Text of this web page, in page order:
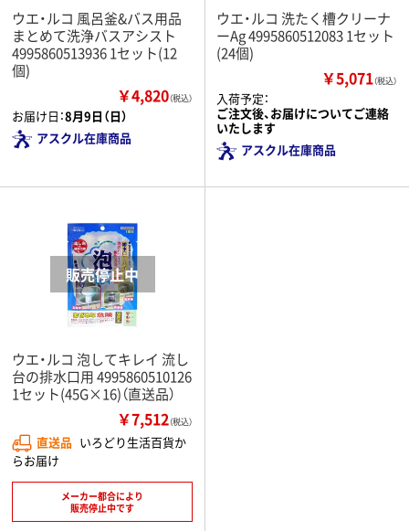
ウエ・ルコ 風呂釜&バス用品
まとめて洗浄バスアシスト
4995860513936 1セット(12
個)
￥4,820（税込）
お届け日：8月9日（日）
アスクル在庫商品
ウエ・ルコ 洗たく槽クリーナ
ーAg 4995860512083 1セット
(24個)
￥5,071（税込）
入荷予定：
ご注文後、お届けについてご連絡
いたします
アスクル在庫商品
ウエ・ルコ 泡してキレイ 流し
台の排水口用 4995860510126
1セット(45G×16)（直送品）
￥7,512（税込）
直送品 いろどり生活百貨か
らお届け
メーカー都合により
販売停止中です